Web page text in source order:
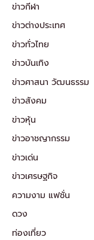
ข่าวกีฬา
ข่าวต่างประเทศ
ข่าวทั่วไทย
ข่าวบันเทิง
ข่าวศาสนา วัฒนธรรม
ข่าวสังคม
ข่าวหุ้น
ข่าวอาชญากรรม
ข่าวเด่น
ข่าวเศรษฐกิจ
ความงาม แฟชั่น
ดวง
ท่องเที่ยว